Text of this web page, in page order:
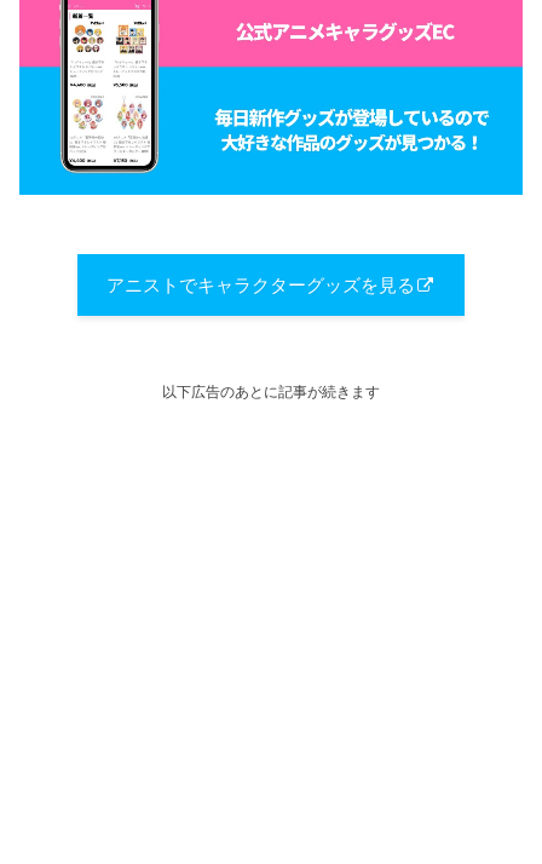
アニストでキャラクターグッズを見る
以下広告のあとに記事が続きます